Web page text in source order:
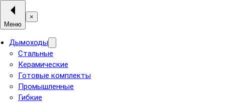
Меню
×
Дымоходы
Стальные
Керамические
Готовые комплекты
Промышленные
Гибкие